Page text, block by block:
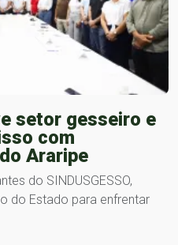
setor gesseiro e
com
Araripe
do SINDUSGESSO,
do Estado para enfrentar